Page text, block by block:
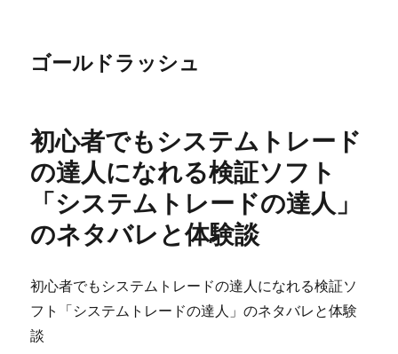
ゴールドラッシュ
初心者でもシステムトレード
の達人になれる検証ソフト
「システムトレードの達人」
のネタバレと体験談
初心者でもシステムトレードの達人になれる検証ソ
フト「システムトレードの達人」のネタバレと体験
談